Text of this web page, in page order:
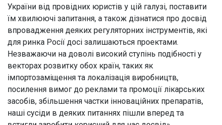
України від провідних юристів у цій галузі, поставити
їм хвилюючі запитання, а також дізнатися про досвід
впровадження деяких регуляторних інструментів, які
для ринка Росії досі залишаються проектами.
Незважаючи на доволі високий ступінь подібності у
векторах розвитку обох країн, таких як
імпортозаміщення та локалізація виробництв,
посилення вимог до реклами та промоції лікарських
засобів, збільшення частки інноваційних препаратів,
наші сусіди в деяких питаннях пішли вперед та